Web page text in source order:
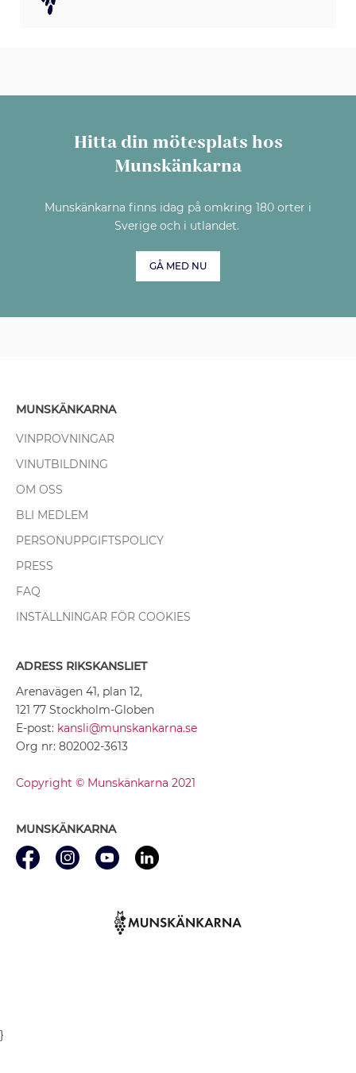
Hitta din mötesplats hos
Munskänkarna
Munskänkarna finns idag på omkring 180 orter i
Sverige och i utlandet.
GÅ MED NU
MUNSKÄNKARNA
VINPROVNINGAR
VINUTBILDNING
OM OSS
BLI MEDLEM
PERSONUPPGIFTSPOLICY
PRESS
FAQ
INSTÄLLNINGAR FÖR COOKIES
ADRESS RIKSKANSLIET
Arenavägen 41, plan 12,
121 77 Stockholm-Globen
E-post: kansli@munskankarna.se
Org nr: 802002-3613
Copyright © Munskänkarna 2021
MUNSKÄNKARNA
}